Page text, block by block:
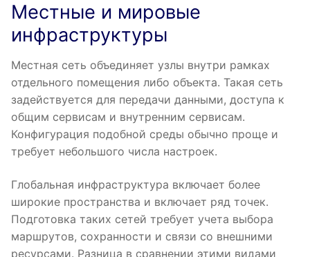
Местные и мировые
инфраструктуры
Местная сеть объединяет узлы внутри рамках
отдельного помещения либо объекта. Такая сеть
задействуется для передачи данными, доступа к
общим сервисам и внутренним сервисам.
Конфигурация подобной среды обычно проще и
требует небольшого числа настроек.
Глобальная инфраструктура включает более
широкие пространства и включает ряд точек.
Подготовка таких сетей требует учета выбора
маршрутов, сохранности и связи со внешними
ресурсами. Разница в сравнении этими видами